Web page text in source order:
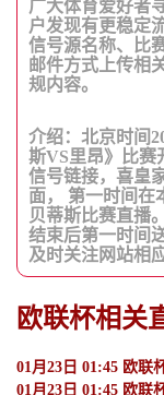
广大体育爱好者
户发现有更稳定
信号源名称、比
邮件方式上传相
规内容。
介绍：北京时间
斯VS里昂》比赛
信号链接，喜皇
面， 第一时间在
贝蒂斯比赛直播
结束后第一时间
及时关注网站相
欧联杯相关